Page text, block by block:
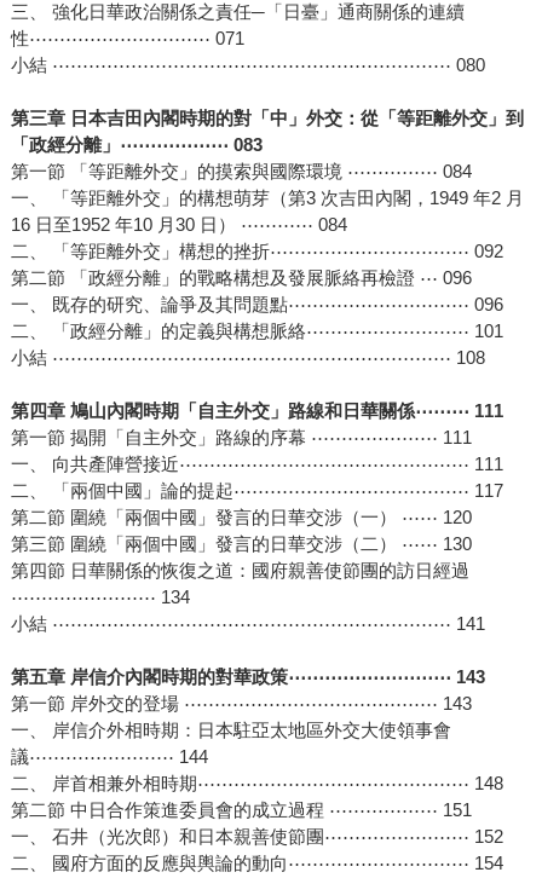
三、 強化日華政治關係之責任─「日臺」通商關係的連續
性⋯⋯⋯⋯⋯⋯⋯⋯⋯⋯ 071
小結 ⋯⋯⋯⋯⋯⋯⋯⋯⋯⋯⋯⋯⋯⋯⋯⋯⋯⋯⋯⋯⋯⋯ 080
第三章 日本吉田內閣時期的對「中」外交：從「等距離外交」到
「政經分離」⋯⋯⋯⋯⋯⋯ 083
第一節 「等距離外交」的摸索與國際環境 ⋯⋯⋯⋯⋯ 084
一、 「等距離外交」的構想萌芽（第3 次吉田內閣，1949 年2 月
16 日至1952 年10 月30 日） ⋯⋯⋯⋯ 084
二、 「等距離外交」構想的挫折⋯⋯⋯⋯⋯⋯⋯⋯⋯⋯⋯ 092
第二節 「政經分離」的戰略構想及發展脈絡再檢證 ⋯ 096
一、 既存的研究、論爭及其問題點⋯⋯⋯⋯⋯⋯⋯⋯⋯⋯ 096
二、 「政經分離」的定義與構想脈絡⋯⋯⋯⋯⋯⋯⋯⋯⋯ 101
小結 ⋯⋯⋯⋯⋯⋯⋯⋯⋯⋯⋯⋯⋯⋯⋯⋯⋯⋯⋯⋯⋯⋯ 108
第四章 鳩山內閣時期「自主外交」路線和日華關係⋯⋯⋯ 111
第一節 揭開「自主外交」路線的序幕 ⋯⋯⋯⋯⋯⋯⋯ 111
一、 向共產陣營接近⋯⋯⋯⋯⋯⋯⋯⋯⋯⋯⋯⋯⋯⋯⋯⋯ 111
二、 「兩個中國」論的提起⋯⋯⋯⋯⋯⋯⋯⋯⋯⋯⋯⋯⋯ 117
第二節 圍繞「兩個中國」發言的日華交涉（一） ⋯⋯ 120
第三節 圍繞「兩個中國」發言的日華交涉（二） ⋯⋯ 130
第四節 日華關係的恢復之道：國府親善使節團的訪日經過
⋯⋯⋯⋯⋯⋯⋯⋯ 134
小結 ⋯⋯⋯⋯⋯⋯⋯⋯⋯⋯⋯⋯⋯⋯⋯⋯⋯⋯⋯⋯⋯⋯ 141
第五章 岸信介內閣時期的對華政策⋯⋯⋯⋯⋯⋯⋯⋯⋯ 143
第一節 岸外交的登場 ⋯⋯⋯⋯⋯⋯⋯⋯⋯⋯⋯⋯⋯⋯ 143
一、 岸信介外相時期：日本駐亞太地區外交大使領事會
議⋯⋯⋯⋯⋯⋯⋯⋯ 144
二、 岸首相兼外相時期⋯⋯⋯⋯⋯⋯⋯⋯⋯⋯⋯⋯⋯⋯⋯ 148
第二節 中日合作策進委員會的成立過程 ⋯⋯⋯⋯⋯⋯ 151
一、 石井（光次郎）和日本親善使節團⋯⋯⋯⋯⋯⋯⋯⋯ 152
二、 國府方面的反應與輿論的動向⋯⋯⋯⋯⋯⋯⋯⋯⋯⋯ 154